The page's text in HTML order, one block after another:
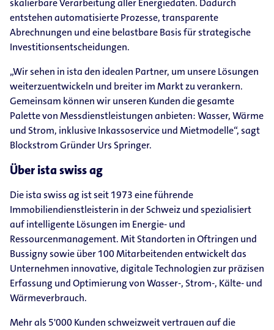
skalierbare Verarbeitung aller Energiedaten. Dadurch
entstehen automatisierte Prozesse, transparente
Abrechnungen und eine belastbare Basis für strategische
Investitionsentscheidungen.
„Wir sehen in ista den idealen Partner, um unsere Lösungen
weiterzuentwickeln und breiter im Markt zu verankern.
Gemeinsam können wir unseren Kunden die gesamte
Palette von Messdienstleistungen anbieten: Wasser, Wärme
und Strom, inklusive Inkassoservice und Mietmodelle“, sagt
Blockstrom Gründer Urs Springer.
Über ista swiss ag
Die ista swiss ag ist seit 1973 eine führende
Immobiliendienstleisterin in der Schweiz und spezialisiert
auf intelligente Lösungen im Energie- und
Ressourcenmanagement. Mit Standorten in Oftringen und
Bussigny sowie über 100 Mitarbeitenden entwickelt das
Unternehmen innovative, digitale Technologien zur präzisen
Erfassung und Optimierung von Wasser-, Strom-, Kälte- und
Wärmeverbrauch.
Mehr als 5'000 Kunden schweizweit vertrauen auf die